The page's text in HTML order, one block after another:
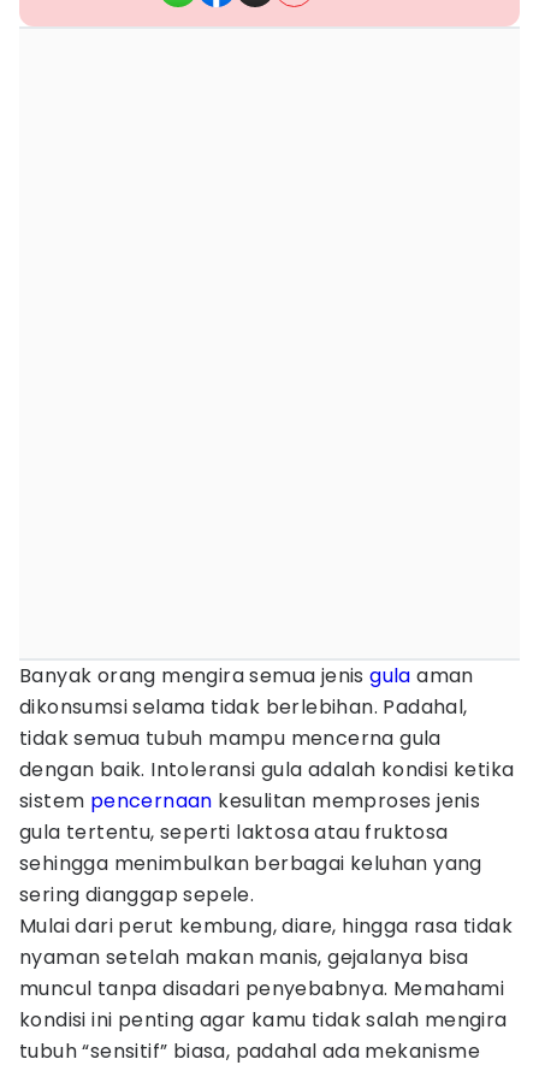
Banyak orang mengira semua jenisgula aman
dikonsumsi selama tidak berlebihan. Padahal,
tidak semua tubuh mampu mencerna gula
dengan baik. Intoleransi gula adalah kondisi ketika
sistem pencernaan kesulitan memproses jenis
gula tertentu, seperti laktosa atau fruktosa
sehingga menimbulkan berbagai keluhan yang
sering dianggap sepele.
Mulai dari perut kembung, diare, hingga rasa tidak
nyaman setelah makan manis, gejalanya bisa
muncul tanpa disadari penyebabnya. Memahami
kondisi ini penting agar kamu tidak salah mengira
tubuh “sensitif” biasa, padahal ada mekanisme